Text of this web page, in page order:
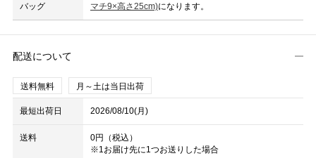
バッグ
マチ9×高さ25cm)になります。
配送について
送料無料 月～土は当日出荷
最短出荷日 2026/08/10(月)
送料
0円（税込）
※1お届け先に1つお送りした場合